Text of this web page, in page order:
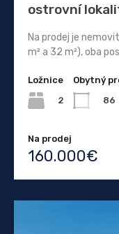
ostrovní
Na prodej je
m² a 32 m²), oba
Ložnice
2
Obytný
86
Na prodej
160.000€